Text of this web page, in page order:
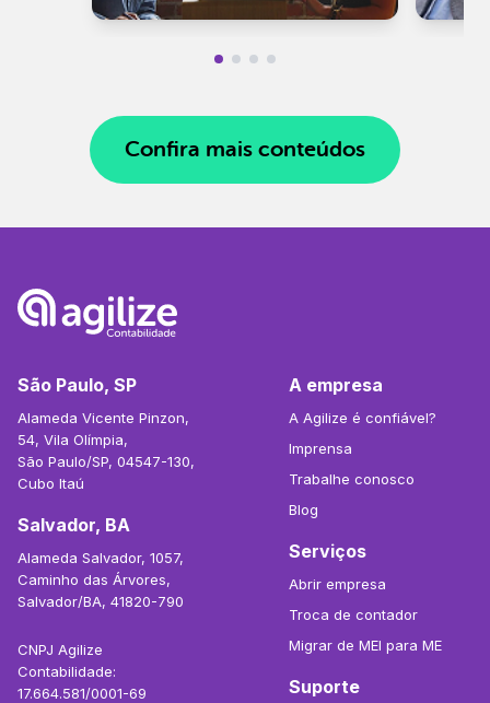
Confira mais conteúdos
São Paulo, SP
Alameda Vicente Pinzon,
54, Vila Olímpia,
São Paulo/SP, 04547-130,
Cubo Itaú
Salvador, BA
Alameda Salvador, 1057,
Caminho das Árvores,
Salvador/BA, 41820-790
CNPJ Agilize
Contabilidade:
17.664.581/0001-69
A empresa
A Agilize é confiável?
Imprensa
Trabalhe conosco
Blog
Serviços
Abrir empresa
Troca de contador
Migrar de MEI para ME
Suporte